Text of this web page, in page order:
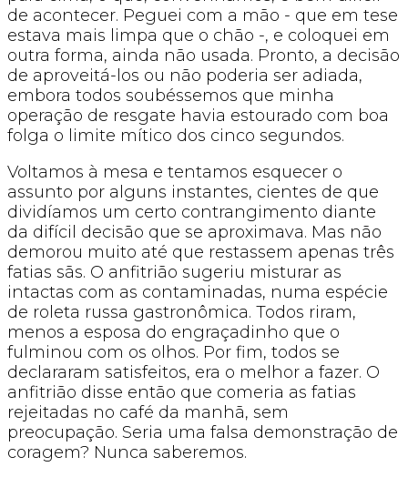
de acontecer. Peguei com a mão - que em tese
estava mais limpa que o chão -, e coloquei em
outra forma, ainda não usada. Pronto, a decisão
de aproveitá-los ou não poderia ser adiada,
embora todos soubéssemos que minha
operação de resgate havia estourado com boa
folga o limite mítico dos cinco segundos.
Voltamos à mesa e tentamos esquecer o
assunto por alguns instantes, cientes de que
dividíamos um certo contrangimento diante
da difícil decisão que se aproximava. Mas não
demorou muito até que restassem apenas três
fatias sãs. O anfitrião sugeriu misturar as
intactas com as contaminadas, numa espécie
de roleta russa gastronômica. Todos riram,
menos a esposa do engraçadinho que o
fulminou com os olhos. Por fim, todos se
declararam satisfeitos, era o melhor a fazer. O
anfitrião disse então que comeria as fatias
rejeitadas no café da manhã, sem
preocupação. Seria uma falsa demonstração de
coragem? Nunca saberemos.